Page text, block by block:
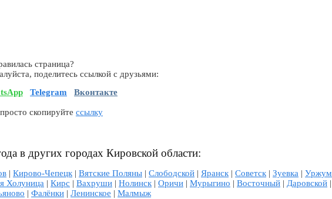
страница?
поделитесь ссылкой с друзьями:
Telegram Вконтакте
скопируйте ссылку
в других городах Кировской области:
| Кирово-Чепецк| Вятские Поляны | Слободской | Яранск| Советск| Зуевка | Уржум
Холуница | Кирс | Вахруши | Нолинск| Оричи | Мурыгино | Восточный | Даровской |
| Фалёнки | Ленинское | Малмыж